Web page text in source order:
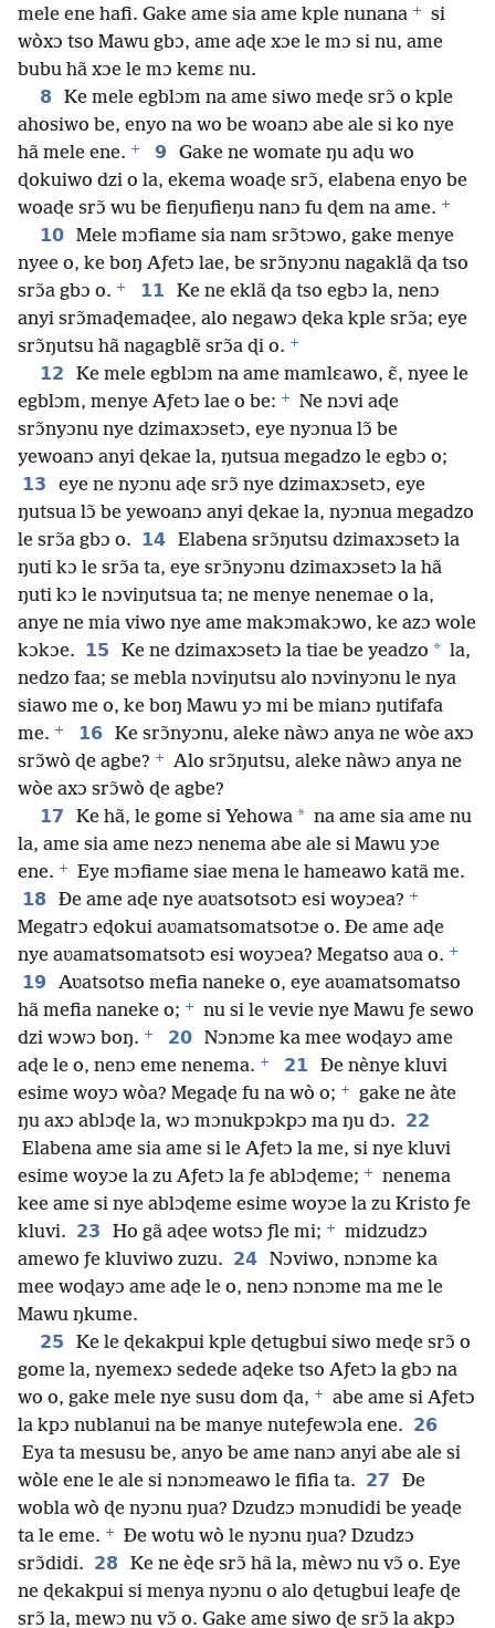
mele ene hafi. Gake ame sia ame kple nunana +
si
wòxɔ tso Mawu gbɔ, ame aɖe xɔe le mɔ si nu, ame
bubu hã xɔe le mɔ kemɛ nu.
8
Ke mele egblɔm na ame siwo meɖe srɔ̃ o kple
ahosiwo be, enyo na wo be woanɔ abe ale si ko nye
hã mele ene. + 9
Gake ne womate ŋu aɖu wo
ɖokuiwo dzi o la, ekema woaɖe srɔ̃, elabena enyo be
woaɖe srɔ̃ wu be fieŋufieŋu nanɔ fu ɖem na ame. +
10 Mele mɔfiame sia nam srɔ̃tɔwo, gake menye
nyee o, ke boŋ Aƒetɔ lae, be srɔ̃nyɔnu nagaklã ɖa tso
srɔ̃a gbɔ o. + 11
Ke ne eklã ɖa tso egbɔ la, nenɔ
anyi srɔ̃maɖemaɖee, alo negawɔ ɖeka kple srɔ̃a; eye
srɔ̃ŋutsu hã nagagblẽ srɔ̃a ɖi o. +
12
Ke mele egblɔm na ame mamlɛawo, ɛ̃, nyee le
egblɔm, menye Aƒetɔ lae o be: +
Ne nɔvi aɖe
srɔ̃nyɔnu nye dzimaxɔsetɔ, eye nyɔnua lɔ̃ be
yewoanɔ anyi ɖekae la, ŋutsua megadzo le egbɔ o;
13
eye ne nyɔnu aɖe srɔ̃ nye dzimaxɔsetɔ, eye
ŋutsua lɔ̃ be yewoanɔ anyi ɖekae la, nyɔnua megadzo
le srɔ̃a gbɔ o. 14 Elabena srɔ̃ŋutsu dzimaxɔsetɔ la
ŋuti kɔ le srɔ̃a ta, eye srɔ̃nyɔnu dzimaxɔsetɔ la hã
ŋuti kɔ le nɔviŋutsua ta; ne menye nenemae o la,
anye ne mia viwo nye ame makɔmakɔwo, ke azɔ wole
kɔkɔe. 15 Ke ne dzimaxɔsetɔ la tiae be yeadzo * la,
nedzo faa; se mebla nɔviŋutsu alo nɔvinyɔnu le nya
siawo me o, ke boŋ Mawu yɔ mi be mianɔ ŋutifafa
me. + 16 Ke srɔ̃nyɔnu, aleke nàwɔ anya ne wòe axɔ
srɔ̃wò ɖe agbe? +
Alo srɔ̃ŋutsu, aleke nàwɔ anya ne
wòe axɔ srɔ̃wò ɖe agbe?
17
Ke hã, le gome si Yehowa * na ame sia ame nu
la, ame sia ame nezɔ nenema abe ale si Mawu yɔe
ene. +
Eye mɔfiame siae mena le hameawo katã me.
18
Ðe ame aɖe nye aʋatsotsotɔ esi woyɔea? +
Megatrɔ eɖokui aʋamatsomatsotɔe o. Ðe ame aɖe
nye aʋamatsomatsotɔ esi woyɔea? Megatso aʋa o. +
19
Aʋatsotso mefia naneke o, eye aʋamatsomatso
hã mefia naneke o; +
nu si le vevie nye Mawu ƒe sewo
dzi wɔwɔ boŋ. + 20 Nɔnɔme ka mee woɖayɔ ame
aɖe le o, nenɔ eme nenema. + 21
Ðe nènye kluvi
esime woyɔ wòa? Megaɖe fu na wò o; +
gake ne àte
ŋu axɔ ablɔɖe la, wɔ mɔnukpɔkpɔ ma ŋu dɔ. 22
Elabena ame sia ame si le Aƒetɔ la me, si nye kluvi
esime woyɔe la zu Aƒetɔ la ƒe ablɔɖeme; +
nenema
kee ame si nye ablɔɖeme esime woyɔe la zu Kristo ƒe
kluvi. 23 Ho gã aɖee wotsɔ ƒle mi; +
midzudzɔ
amewo ƒe kluviwo zuzu. 24 Nɔviwo, nɔnɔme ka
mee woɖayɔ ame aɖe le o, nenɔ nɔnɔme ma me le
Mawu ŋkume.
25
Ke le ɖekakpui kple ɖetugbui siwo meɖe srɔ̃ o
gome la, nyemexɔ sedede aɖeke tso Aƒetɔ la gbɔ na
wo o, gake mele nye susu dom ɖa, +
abe ame si Aƒetɔ
la kpɔ nublanui na be manye nuteƒewɔla ene. 26
Eya ta mesusu be, anyo be ame nanɔ anyi abe ale si
wòle ene le ale si nɔnɔmeawo le fifia ta. 27
Ðe
wobla wò ɖe nyɔnu ŋua? Dzudzɔ mɔnudidi be yeaɖe
ta le eme. +
Ðe wotu wò le nyɔnu ŋua? Dzudzɔ
srɔ̃didi. 28
Ke ne èɖe srɔ̃ hã la, mèwɔ nu vɔ̃ o. Eye
ne ɖekakpui si menya nyɔnu o alo ɖetugbui leaƒe ɖe
srɔ̃ la, mewɔ nu vɔ̃ o. Gake ame siwo ɖe srɔ̃ la akpɔ